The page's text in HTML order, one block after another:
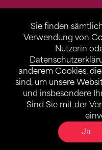
Sie finden
Verwendung von
Nutzerin
anderem Cookies,
sind, um unsere
und insbesondere
Sind Sie mit der
Ja